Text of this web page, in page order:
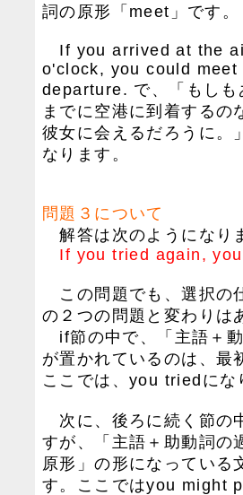
詞の原形「meet」です。
If you arrived at the
o'clock, you could meet
departure. で、「もしも
までに空港に到着するの
彼女に会えるだろうに。
なります。
問題３について
解答は次のようになり
If you tried again,
この問題でも、選択の
の２つの問題と変わりは
if節の中で、「主語＋動
が置かれているのは、最
ここでは、you triedにな
次に、後ろに続く節の
すが、「主語＋助動詞の
原形」の形になっている
す。ここではyou might